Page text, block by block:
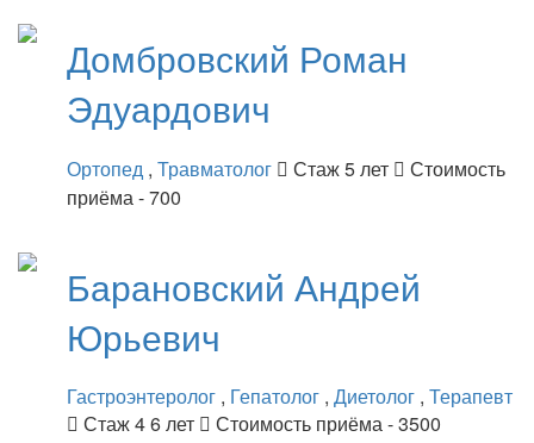
Домбровский Роман
Эдуардович
Ортопед , Травматолог Стаж 5 лет
Стоимость
приёма - 700
Барановский Андрей
Юрьевич
Гастроэнтеролог , Гепатолог , Диетолог , Терапевт
Стаж 4 6 лет
Стоимость приёма - 3500